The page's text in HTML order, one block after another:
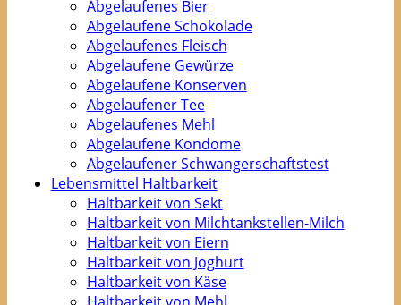
Abgelaufenes Bier
Abgelaufene Schokolade
Abgelaufenes Fleisch
Abgelaufene Gewürze
Abgelaufene Konserven
Abgelaufener Tee
Abgelaufenes Mehl
Abgelaufene Kondome
Abgelaufener Schwangerschaftstest
Lebensmittel Haltbarkeit
Haltbarkeit von Sekt
Haltbarkeit von Milchtankstellen-Milch
Haltbarkeit von Eiern
Haltbarkeit von Joghurt
Haltbarkeit von Käse